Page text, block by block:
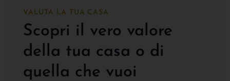
VALUTA LA TUA CASA
Scopri il vero valore
della tua casa o di
quella che vuoi